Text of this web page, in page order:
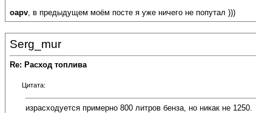
oapv, в предыдущем моём посте я уже ничего не попутал )))
Serg_mur
Re: Расход топлива
Цитата:
израсходуется примерно 800 литров бенза, но никак не 1250.